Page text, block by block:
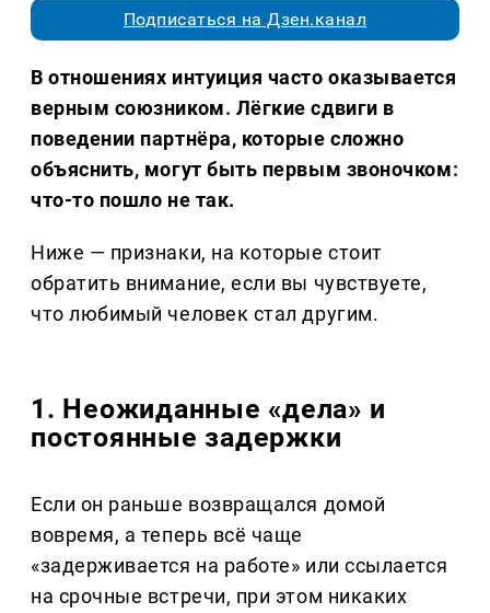
Подписаться на Дзен.канал
В отношениях интуиция часто оказывается
верным союзником. Лёгкие сдвиги в
поведении партнёра, которые сложно
объяснить, могут быть первым звоночком:
что-то пошло не так.
Ниже — признаки, на которые стоит
обратить внимание, если вы чувствуете,
что любимый человек стал другим.
1. Неожиданные «дела» и
постоянные задержки
Если он раньше возвращался домой
вовремя, а теперь всё чаще
«задерживается на работе» или ссылается
на срочные встречи, при этом никаких